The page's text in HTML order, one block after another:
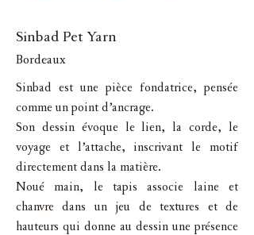
Sinbad Pet Yarn
Bordeaux
Sinbad est une pièce fondatrice, pensée
comme un point d’ancrage.
Son dessin évoque le lien, la corde, le
voyage et l’attache, inscrivant le motif
directement dans la matière.
Noué main, le tapis associe laine et
chanvre dans un jeu de textures et de
hauteurs qui donne au dessin une présence